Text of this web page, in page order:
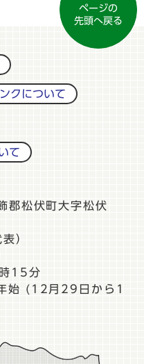
ページの
先頭へ戻る
クについて
て
松伏町大字松伏
表）
15分
始 (12月29日から1